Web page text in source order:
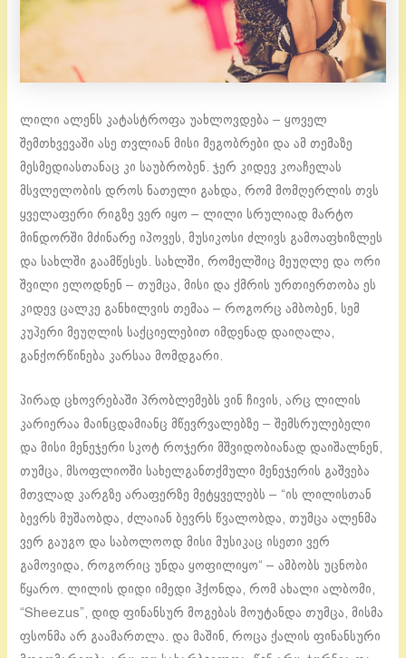
ლილი ალენს კატასტროფა უახლოვდება – ყოველ
შემთხვევაში ასე თვლიან მისი მეგობრები და ამ თემაზე
მესმედიასთანაც კი საუბრობენ. ჯერ კიდევ კოაჩელას
მსვლელობის დროს ნათელი გახდა, რომ მომღერლის თვს
ყველაფერი რიგზე ვერ იყო – ლილი სრულიად მარტო
მინდორში მძინარე იპოვეს, მუსიკოსი ძლივს გამოაფხიზლეს
და სახლში გაამწესეს. სახლში, რომელშიც მეუღლე და ორი
შვილი ელოდნენ – თუმცა, მისი და ქმრის ურთიერთობა ეს
კიდევ ცალკე განხილვის თემაა – როგორც ამბობენ, სემ
კუპერი მეუღლის საქციელებით იმდენად დაიღალა,
განქორწინება კარსაა მომდგარი.
პირად ცხოვრებაში პრობლემებს ვინ ჩივის, არც ლილის
კარიერაა მაინცდამიანც მწევრვალებზე – შემსრულებელი
და მისი მენეჯერი სკოტ როჯერი მშვიდობიანად დაიშალნენ,
თუმცა, მსოფლიოში სახელგანთქმული მენეჯერის გაშვება
მთვლად კარგზე არაფერზე მეტყველებს – “ის ლილისთან
ბევრს მუშაობდა, ძლაიან ბევრს წვალობდა, თუმცა ალენმა
ვერ გაუგო და საბოლოოდ მისი მუსიკაც ისეთი ვერ
გამოვიდა, როგორიც უნდა ყოფილიყო“ – ამბობს უცნობი
წყარო. ლილის დიდი იმედი ჰქონდა, რომ ახალი ალბომი,
“Sheezus”, დიდ ფინანსურ მოგებას მოუტანდა თუმცა, მისმა
ფსონმა არ გაამართლა. და მაშინ, როცა ქალის ფინანსური